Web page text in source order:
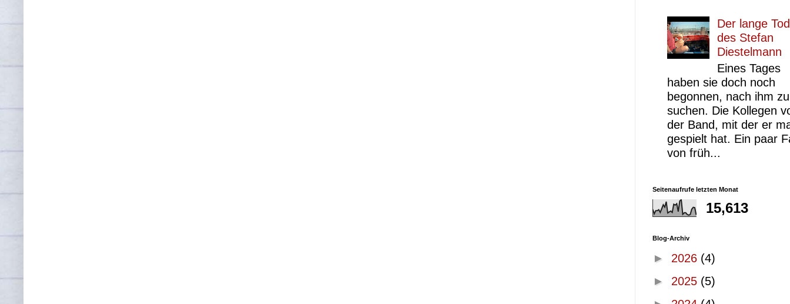
Der lange Tod
des Stefan
Diestelmann
Eines Tages
haben sie doch noch
begonnen, nach ihm zu
suchen. Die Kollegen
der Band, mit der er
gespielt hat. Ein paar
von früh...
Seitenaufrufe letzten Monat
15,613
Blog-Archiv
► 2026 (4)
► 2025 (5)